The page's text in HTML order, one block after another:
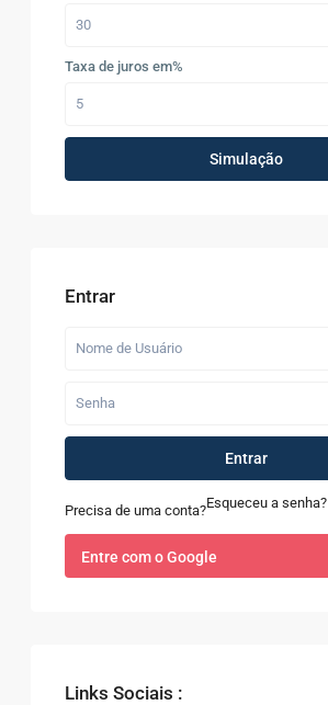
Taxa de juros em%
Simulação
Entrar
Entrar
Precisa de uma conta?Esqueceu a senha?
Entre com o Google
Links Sociais :